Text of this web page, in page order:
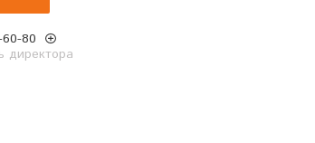
80
директора